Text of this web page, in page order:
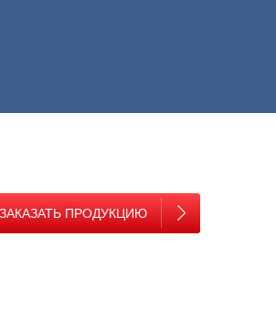
ЗАКАЗАТЬ ПРОДУКЦИЮ